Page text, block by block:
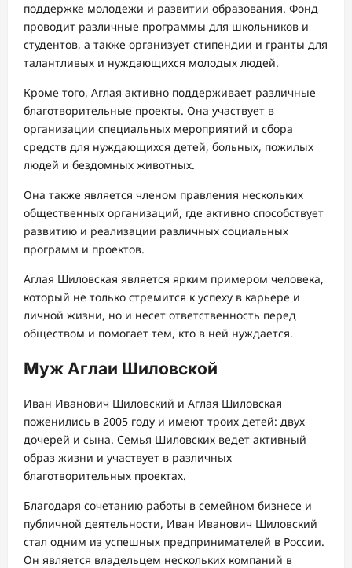
поддержке молодежи и развитии образования. Фонд
проводит различные программы для школьников и
студентов, а также организует стипендии и гранты для
талантливых и нуждающихся молодых людей.
Кроме того, Аглая активно поддерживает различные
благотворительные проекты. Она участвует в
организации специальных мероприятий и сбора
средств для нуждающихся детей, больных, пожилых
людей и бездомных животных.
Она также является членом правления нескольких
общественных организаций, где активно способствует
развитию и реализации различных социальных
программ и проектов.
Аглая Шиловская является ярким примером человека,
который не только стремится к успеху в карьере и
личной жизни, но и несет ответственность перед
обществом и помогает тем, кто в ней нуждается.
Муж Аглаи Шиловской
Иван Иванович Шиловский и Аглая Шиловская
поженились в 2005 году и имеют троих детей: двух
дочерей и сына. Семья Шиловских ведет активный
образ жизни и участвует в различных
благотворительных проектах.
Благодаря сочетанию работы в семейном бизнесе и
публичной деятельности, Иван Иванович Шиловский
стал одним из успешных предпринимателей в России.
Он является владельцем нескольких компаний в